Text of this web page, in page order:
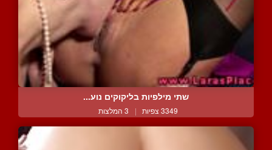
שתי מילפיות בליקוקים נוע...
3349 צפיות | 3 המלצות